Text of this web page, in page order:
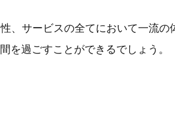
、サービスの全てにおいて一流の
を過ごすことができるでしょう。